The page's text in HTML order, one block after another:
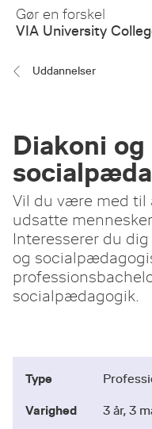
Skip
Main
Gør en forskel
VIA University
Uddannelser
Diakoni og
Vil du være med til
udsatte
Interesserer du
og
socialpædagogik.
Type
Varighed 3 år, 3